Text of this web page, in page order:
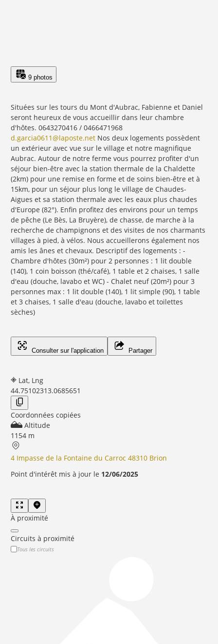
9 photos
Situées sur les tours du Mont d'Aubrac, Fabienne et Daniel
seront heureux de vous accueillir dans leur chambre
d'hôtes. 0643270416 / 0466471968
d.garcia0611@laposte.net Nos deux logements possèdent
un extérieur avec vue sur le village et notre magnifique
Aubrac. Autour de notre ferme vous pourrez profiter d'un
séjour bien-être avec la station thermale de la Chaldette
(2km) pour une remise en forme et de soins bien-être et à
15km, pour un séjour plus long le village de Chaudes-
Aigues et sa station thermale avec les eaux plus chaudes
d'Europe (82°). Enfin profitez des environs pour un temps
de pêche (Le Bès, La Bruyère), de chasse, de marche à la
recherche de champignons et des visites de nos charmants
villages à pied, à vélos. Nous accueillerons également nos
amis les ânes et chevaux. Descriptif des logements : -
Chambre d'hôtes (30m²) pour 2 personnes : 1 lit double
(140), 1 coin boisson (thé/café), 1 table et 2 chaises, 1 salle
d'eau (douche, lavabo et WC) - Chalet neuf (20m²) pour 3
personnes max : 1 lit double (140), 1 lit simple (90), 1 table
et 3 chaises, 1 salle d'eau (douche, lavabo et toilettes
sèches)
Consulter sur l'application Partager
Lat, Lng
44.75102313.0685651
Coordonnées copiées
Altitude
1154 m
4 Impasse de la Fontaine du Carroc 48310 Brion
Point d'intérêt mis à jour le 12/06/2025
À proximité
Circuits à proximité
Tous les circuits